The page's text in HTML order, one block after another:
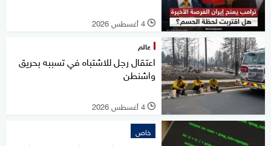
l 4 أغسطس 2026
عالم
اعتقال رجل للاشتباه في تسببه بحريق
واشنطن
l 4 أغسطس 2026
خاص